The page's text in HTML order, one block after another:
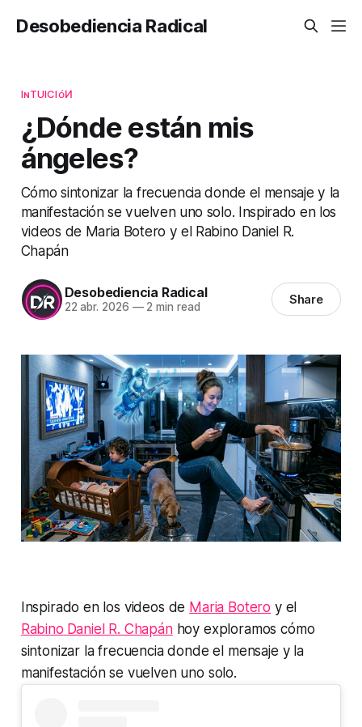
Desobediencia Radical
IɴTUICIᴏ́И
¿Dónde están mis
ángeles?
Cómo sintonizar la frecuencia donde el mensaje y la
manifestación se vuelven uno solo. Inspirado en los
videos de Maria Botero y el Rabino Daniel R.
Chapán
Desobediencia Radical
22 abr. 2026 —2 min read Share
Inspirado en los videos de Maria Botero y el
Rabino Daniel R. Chapánhoy exploramos cómo
sintonizar la frecuencia donde el mensaje y la
manifestación se vuelven uno solo.